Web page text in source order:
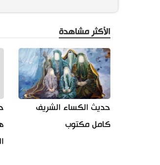
الأكثر مشاهدة
حديث الكساء الشريف
كامل مكتوب